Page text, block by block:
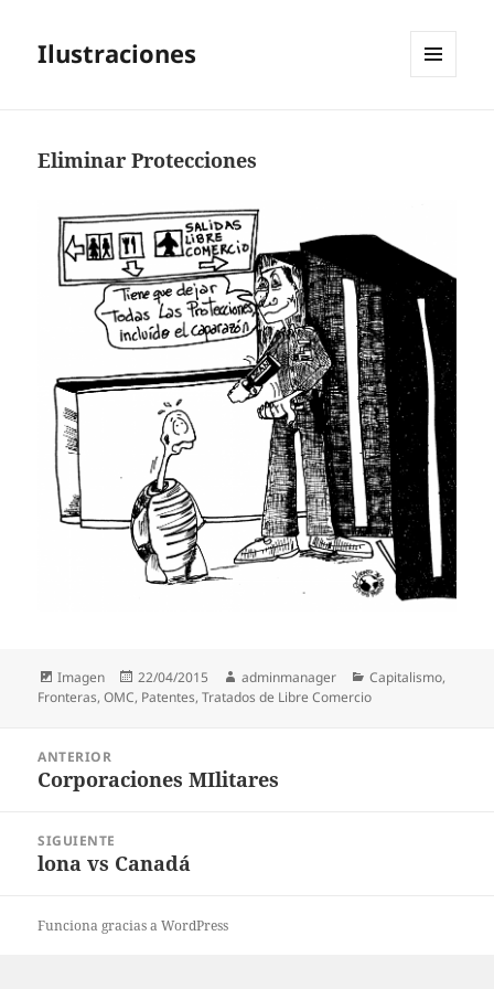
Ilustraciones
Eliminar Protecciones
Formato
Imagen
Publicado
el
22/04/2015 Autor
adminmanager Categorías
Capitalismo,
Fronteras,OMC, Patentes,Tratados de Libre Comercio
entradas
ANTERIOR
Entrada
Corporaciones MIlitares
SIGUIENTE
Entrada
lona vs Canadá
Funciona gracias a WordPress